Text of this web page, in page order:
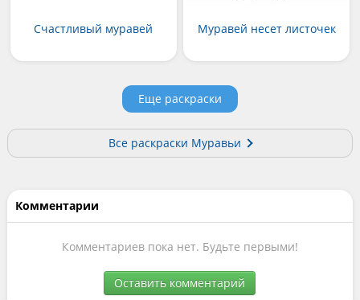
Счастливый муравей Муравей несет листочек
Еще раскраски
Все раскраски Муравьи
Комментарии
Комментариев пока нет. Будьте первыми!
Оставить комментарий